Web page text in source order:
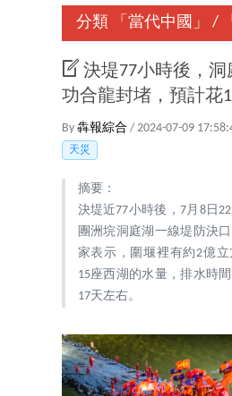
分類 「當代中國」 /
決堤77小時後，
功合龍封堵，預計花
By 犇報綜合 / 2024-07-09
天災
摘要：
決堤近77小時後，7月8日
團洲垸洞庭湖一線堤防決
家表示，圍堰裡有約2億
15座西湖的水量，排水時
17天左右。